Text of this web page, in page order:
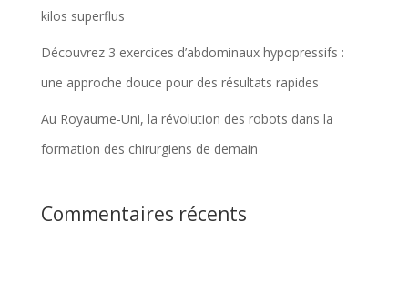
kilos superflus
Découvrez 3 exercices d’abdominaux hypopressifs :
une approche douce pour des résultats rapides
Au Royaume-Uni, la révolution des robots dans la
formation des chirurgiens de demain
Commentaires récents